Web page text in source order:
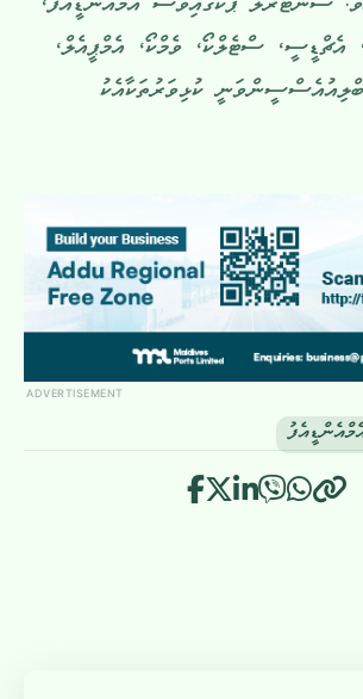
ސެންޓްރަލް ޕާކުގައިވެސް އެމްއެންޑީއެފް،
ސްޓެލްކޯ، ވެމްކޯ، އެމްޕީއެލް،
ކުޅިވަރުތަކާއެކު
ADVERTISEMENT